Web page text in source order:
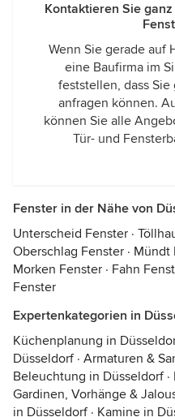
Kontaktieren Sie
Wenn Sie gerade auf
eine Baufirma im
feststellen, dass
anfragen können.
können Sie alle
Tür- und
Fenster in der Nähe von
Unterscheid Fenster ·
Oberschlag Fenster · Mündt
Morken Fenster · Fahn
Fenster
Expertenkategorien in
Küchenplanung in
Düsseldorf· Armaturen &
Beleuchtung in Düsseldorf·
Gardinen, Vorhänge &
in Düsseldorf· Kamine in